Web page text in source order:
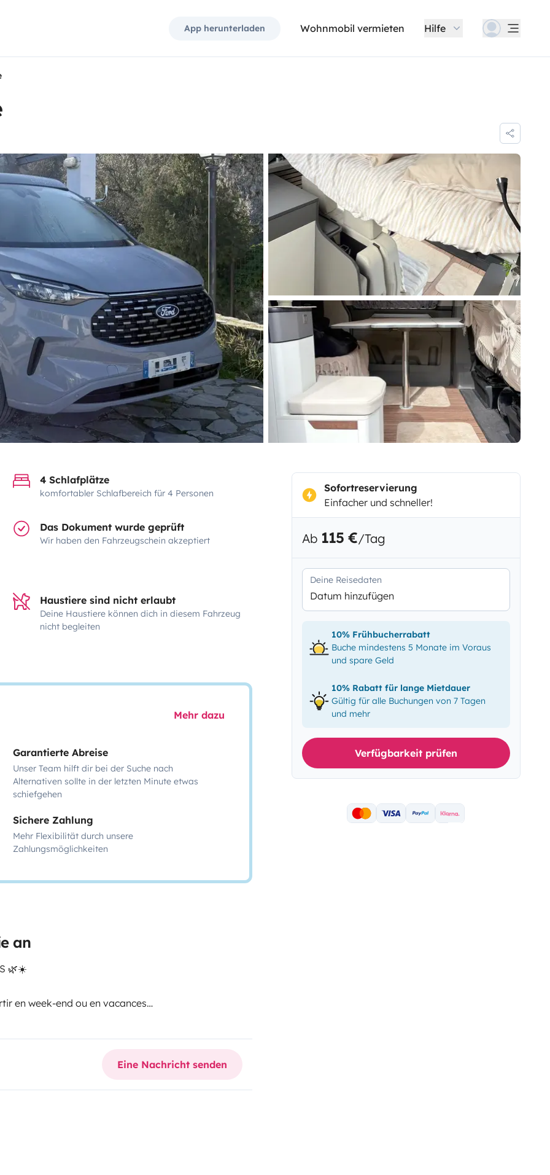
App herunterladen Wohnmobil vermieten Hilfe
4 Schlafplätze
komfortabler Schlafbereich für 4 Personen
Das Dokument wurde geprüft
Wir haben den Fahrzeugschein akzeptiert
Haustiere sind nicht erlaubt
Deine Haustiere können dich in diesem Fahrzeug
nicht begleiten
Mehr dazu
Garantierte Abreise
Unser Team hilft dir bei der Suche nach
Alternativen sollte in der letzten Minute etwas
schiefgehen
Sichere Zahlung
Mehr Flexibilität durch unsere
Zahlungsmöglichkeiten
an
🌿☀️
en week-end ou en vacances
Eine Nachricht senden
Sofortreservierung
Einfacher und schneller!
Ab 115 €/Tag
Deine Reisedaten
Datum hinzufügen
10% Frühbucherrabatt
Buche mindestens 5 Monate im Voraus
und spare Geld
10% Rabatt für lange Mietdauer
Gültig für alle Buchungen von 7 Tagen
und mehr
Verfügbarkeit prüfen